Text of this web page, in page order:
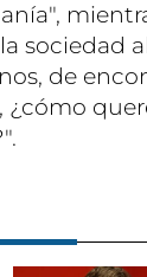
sociedad
de